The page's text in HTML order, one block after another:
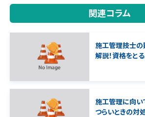
関連コラム
施工管理技士
解説！資格をと
施工管理に向い
つらいときの対